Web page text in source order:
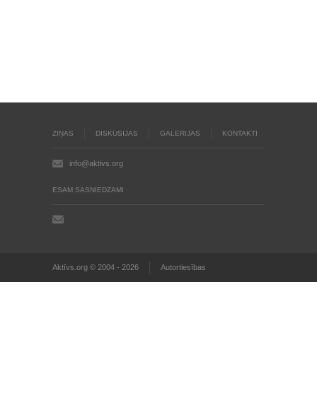
ZIŅAS DISKUSIJAS GALERIJAS KONTAKTI
info@aktivs.org
ESAM SASNIEDZAMI
Aktīvs.org © 2004 - 2026 Autortiesības